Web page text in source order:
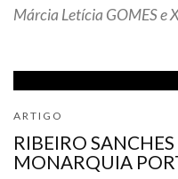
Márcia Letícia GOMES e
ARTIGO
RIBEIRO
MONARQUIA